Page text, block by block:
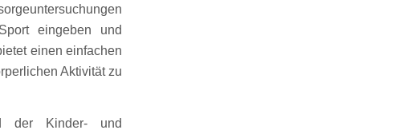
eingeben und
einen einfachen
Aktivität zu
der Kinder- und